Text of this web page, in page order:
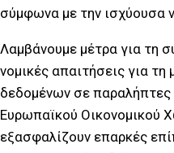
σύμφωνα με την ισχύουσα
Λαμβάνουμε μέτρα για τη
νομικές απαιτήσεις για
δεδομένων σε
Ευρωπαϊκού Οικονομικού
εξασφαλίζουν επαρκές